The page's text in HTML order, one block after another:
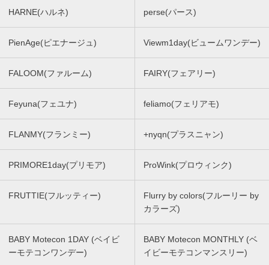
HARNE(ハルネ) perse(パース)
PienAge(ピエナージュ) Viewm1day(ビュームワンデー)
FALOOM(ファルーム) FAIRY(フェアリー)
Feyuna(フェユナ) feliamo(フェリアモ)
FLANMY(フランミー) +nyqn(プラスニャン)
PRIMORE1day(プリモア) ProWink(プロウィンク)
FRUTTIE(フルッティー)
Flurry by colors(フルーリー by
カラーズ)
BABY Motecon 1DAY (ベイビ
ーモテコンワンデー)
BABY Motecon MONTHLY (ベ
イビーモテコンマンスリー)